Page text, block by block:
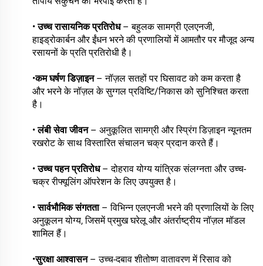
•उच्च रासायनिक प्रतिरोध– बहुलक सामग्री एलएनजी,
हाइड्रोकार्बन और ईंधन भरने की प्रणालियों में आमतौर पर मौजूद अन्य
रसायनों के प्रति प्रतिरोधी है।
•कम घर्षण डिज़ाइन – नॉज़ल सतहों पर घिसावट को कम करता है
और भरने के नॉज़ल के सुग्गल प्रविष्टि/निकास को सुनिश्चित करता
है।
•लंबी सेवा जीवन – अनुकूलित सामग्री और स्प्रिंग डिज़ाइन न्यूनतम
रखरोट के साथ विस्तारित संचालन चक्र प्रदान करते हैं।
•उच्च पहन प्रतिरोध– दोहराव योग्य यांत्रिक संलग्नता और उच्च-
चक्र रीफ्यूलिंग ऑपरेशन के लिए उपयुक्त है।
•सार्वभौमिक संगतता – विभिन्न एलएनजी भरने की प्रणालियों के लिए
अनुकूलन योग्य, जिसमें प्रमुख घरेलू और अंतर्राष्ट्रीय नॉज़ल मॉडल
शामिल हैं।
•सुरक्षा आश्वासन – उच्च-दबाव शीतोष्ण वातावरण में रिसाव को